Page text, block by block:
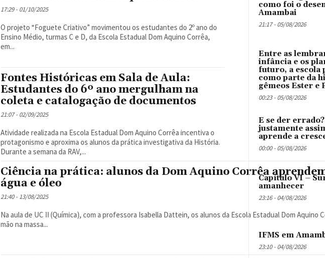
17:29 - 01/10/2025
O projeto “Foguete Criativo” movimentou os estudantes do 2º ano do
Ensino Médio, turmas C e D, da Escola Estadual Dom Aquino Corrêa,
em...
Fontes Históricas em Sala de Aula:
Estudantes do 6º ano mergulham na
coleta e catalogação de documentos
21:07 - 02/09/2025
Atividade realizada na Escola Estadual Dom Aquino Corrêa incentiva o
protagonismo e aproxima os alunos da prática investigativa da História.
Durante a semana da RAV,...
Ciência na prática: alunos da Dom Aquino Corrêa
água e óleo
21:40 - 13/08/2025
Na aula de UC II (Química), com a professora Isabella Dattein, os alunos da Escola Estadual Dom Aquino
mão na massa...
como foi o
Amambai
21:17 - 05/08/2026
Entre as
infância e os
futuro, a escola
como parte da
gêmeos Ester e
00:23 - 05/08/2026
E se der
justamente
aprende a
00:00 - 05/08/2026
Capítulo VI –
amanhecer
23:16 - 04/08/2026
IFMS em
23:10 - 04/08/2026